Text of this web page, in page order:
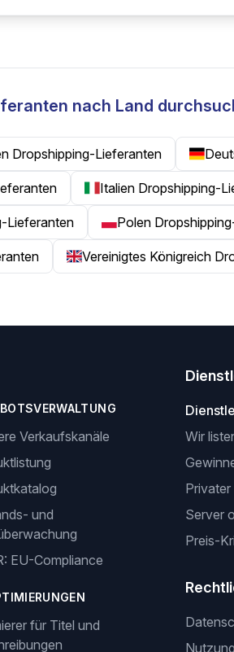
nach Land
Dropshipping-Lieferanten
Italien Dropshipping-
Lieferanten Polen
Vereinigtes Königreich
Verkaufskanäle
und
EU-Compliance
für Titel und
Wir
Server
Preis-